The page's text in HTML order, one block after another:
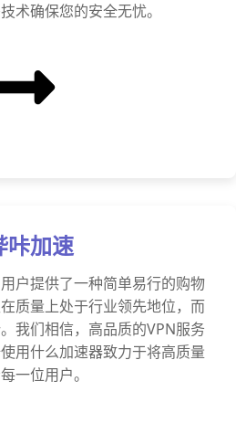
术确保您的安全无忧。
咔加速
户提供了一种简单易行的购物
质量上处于行业领先地位，而
我们相信，高品质的VPN服务
用什么加速器致力于将高质量
一位用户。